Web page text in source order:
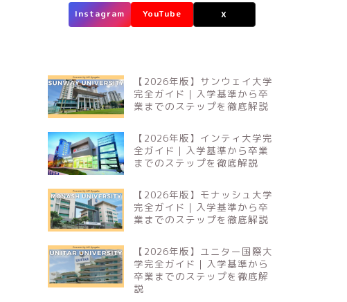
Instagram YouTube X
【2026年版】サンウェイ大学
完全ガイド｜入学基準から卒
業までのステップを徹底解説
【2026年版】インティ大学完
全ガイド｜入学基準から卒業
までのステップを徹底解説
【2026年版】モナッシュ大学
完全ガイド｜入学基準から卒
業までのステップを徹底解説
【2026年版】ユニター国際大
学完全ガイド｜入学基準から
卒業までのステップを徹底解
説